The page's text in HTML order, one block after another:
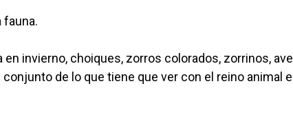
fauna.
invierno, choiques, zorros colorados, zorrinos,
de lo que tiene que ver con el reino animal